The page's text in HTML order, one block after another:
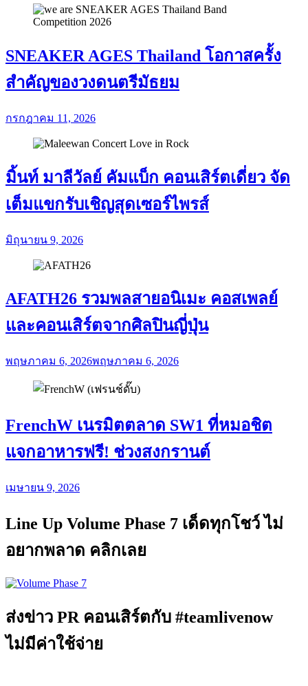
SNEAKER AGES Thailand โอกาสครั้ง
สำคัญของวงดนตรีมัธยม
กรกฎาคม 11, 2026
มิ้นท์ มาลีวัลย์ คัมแบ็ก คอนเสิร์ตเดี่ยว จัด
เต็มแขกรับเชิญสุดเซอร์ไพรส์
มิถุนายน 9, 2026
AFATH26 รวมพลสายอนิเมะ คอสเพลย์
และคอนเสิร์ตจากศิลปินญี่ปุ่น
พฤษภาคม 6, 2026พฤษภาคม 6, 2026
FrenchW เนรมิตตลาด SW1 ที่หมอชิต
แจกอาหารฟรี! ช่วงสงกรานต์
เมษายน 9, 2026
Line Up Volume Phase 7 เด็ดทุกโชว์ ไม่
อยากพลาด คลิกเลย
ส่งข่าว PR คอนเสิร์ตกับ #teamlivenow
ไม่มีค่าใช้จ่าย